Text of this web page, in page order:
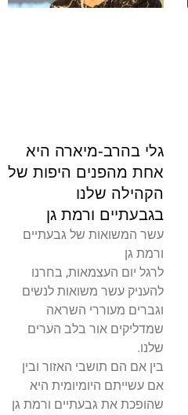
גלי בהרב-מיארה היא
אחת מהפנים היפות של
הקהילה שלנו
בגבעתיים ורמת גן
עשר המשואות של גבעתיים
ורמת גן
לרגל יום העצמאות, בחרנו
להעניק עשר משואות לנשים
וגברים מעוררי השראה
שמדליקים אור בלב הערים
שלנו.
בין אם הם תושבי האזור ובין
אם עשייתם היומיומית היא
שהופכת את גבעתיים ורמת גן